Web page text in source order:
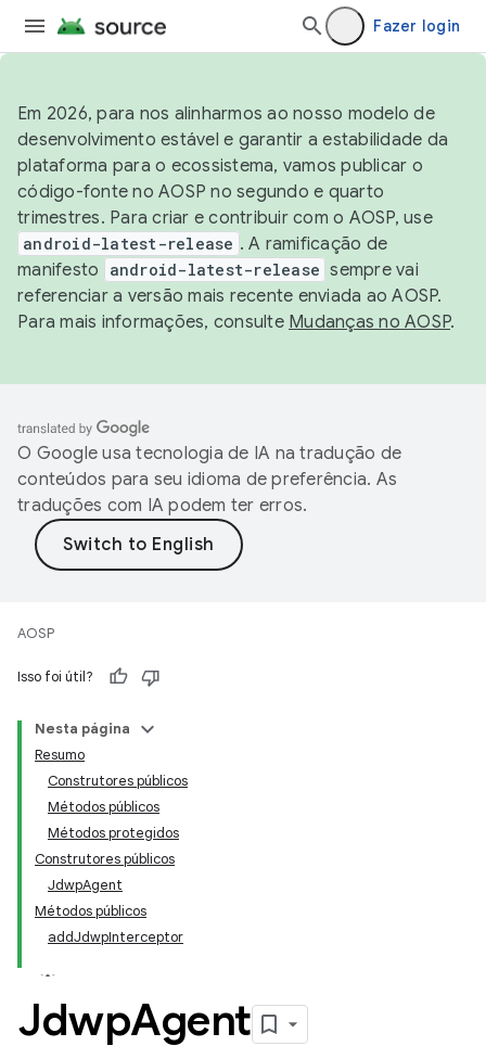
Fazer login
Em 2026, para nos alinharmos ao nosso modelo de
desenvolvimento estável e garantir a estabilidade da
plataforma para o ecossistema, vamos publicar o
código-fonte no AOSP no segundo e quarto
trimestres. Para criar e contribuir com o AOSP, use
android-latest-release . A ramificação de
manifesto
android-latest-release sempre vai
referenciar a versão mais recente enviada ao AOSP.
Para mais informações, consulte Mudanças no AOSP.
O Google usa tecnologia de IA na tradução de
conteúdos para seu idioma de preferência. As
traduções com IA podem ter erros.
AOSP
Isso foi útil?
Nesta página
Resumo
Construtores públicos
Métodos públicos
Métodos protegidos
Construtores públicos
JdwpAgent
Métodos públicos
addJdwpInterceptor
JdwpAgent